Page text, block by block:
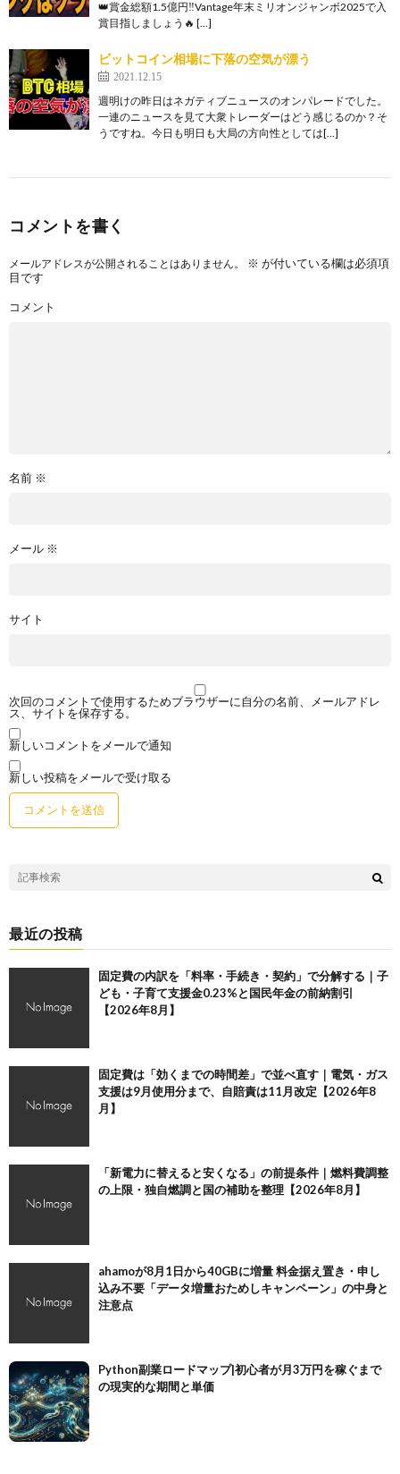
👑賞金総額1.5億円‼️Vantage年末ミリオンジャンボ2025で入
賞目指しましょう🔥 […]
ビットコイン相場に下落の空気が漂う
2021.12.15
週明けの昨日はネガティブニュースのオンパレードでした。
一連のニュースを見て大衆トレーダーはどう感じるのか？そ
うですね。今日も明日も大局の方向性としては[…]
コメントを書く
メールアドレスが公開されることはありません。 ※ が付いている欄は必須項
目です
コメント
名前 ※
メール ※
サイト
次回のコメントで使用するためブラウザーに自分の名前、メールアドレ
ス、サイトを保存する。
新しいコメントをメールで通知
新しい投稿をメールで受け取る
最近の投稿
固定費の内訳を「料率・手続き・契約」で分解する｜子
ども・子育て支援金0.23%と国民年金の前納割引
【2026年8月】
固定費は「効くまでの時間差」で並べ直す｜電気・ガス
支援は9月使用分まで、自賠責は11月改定【2026年8
月】
「新電力に替えると安くなる」の前提条件｜燃料費調整
の上限・独自燃調と国の補助を整理【2026年8月】
ahamoが8月1日から40GBに増量 料金据え置き・申し
込み不要「データ増量おためしキャンペーン」の中身と
注意点
Python副業ロードマップ|初心者が月3万円を稼ぐまで
の現実的な期間と単価